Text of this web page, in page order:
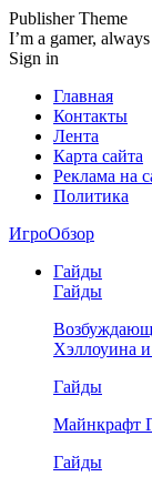
Publisher Theme
I’m a gamer,
Sign in
Главная
Контакты
Лента
Карта сайта
Реклама на
Политика
ИгроОбзор
Гайды
Гайды
Хэллоуина
Гайды
Майнкрафт
Гайды